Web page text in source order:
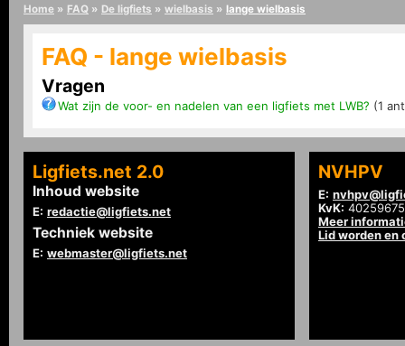
Home » FAQ » De ligfiets » wielbasis » lange wielbasis
FAQ - lange wielbasis
Vragen
Wat zijn de voor- en nadelen van een ligfiets met LWB? (1
Ligfiets.net 2.0
Inhoud website
E: redactie@ligfiets.net
Techniek website
E: webmaster@ligfiets.net
NVHPV
E:
KvK: 40259675
Meer
Lid worden en